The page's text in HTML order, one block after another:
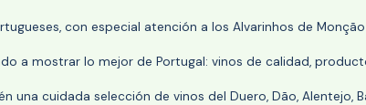
con especial atención a los Alvarinhos de
a mostrar lo mejor de Portugal: vinos de calidad,
una cuidada selección de vinos del Duero, Dão, Alentejo,